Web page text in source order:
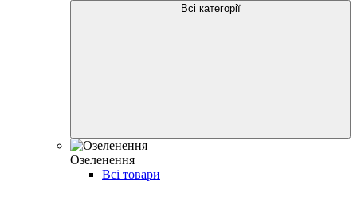
Всі категорії
Озеленення
Всі товари